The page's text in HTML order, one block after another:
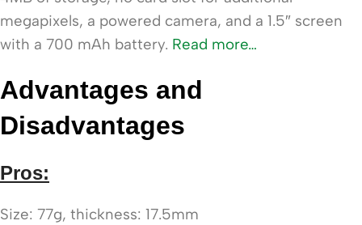
megapixels, a powered camera, and a 1.5″ screen
with a 700 mAh battery. Read more…
Advantages and
Disadvantages
Pros:
Size: 77g, thickness: 17.5mm